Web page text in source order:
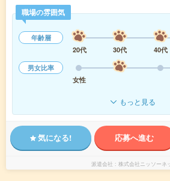
職場の雰囲気
年齢層
20代
30代 40代
男女比率
女性
もっと見る
気になる! 応募へ進む
派遣会社 株式会社ニッソーネ